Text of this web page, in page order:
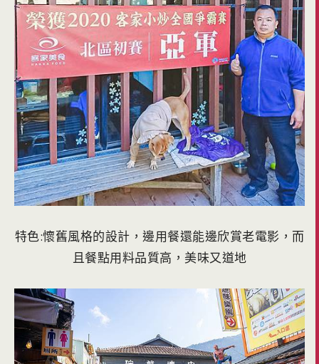
特色:懷舊風格的設計，邊用餐還能邊欣賞老電影，而
且餐點用料品質高，美味又道地